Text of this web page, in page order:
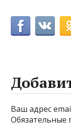
Ваш адрес